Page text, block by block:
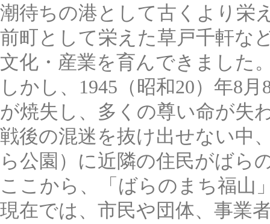
潮待ちの港として古くより栄
前町として栄えた草戸千軒な
文化・産業を育んできました
しかし、1945（昭和20）年8
が焼失し、多くの尊い命が失
戦後の混迷を抜け出せない中
ら公園）に近隣の住民がばら
ここから、「ばらのまち福山
現在では、市民や団体、事業